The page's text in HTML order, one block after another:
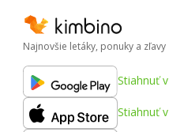
Najnovšie letáky, ponuky a zľavy
Stiahnuť v
Stiahnuť v